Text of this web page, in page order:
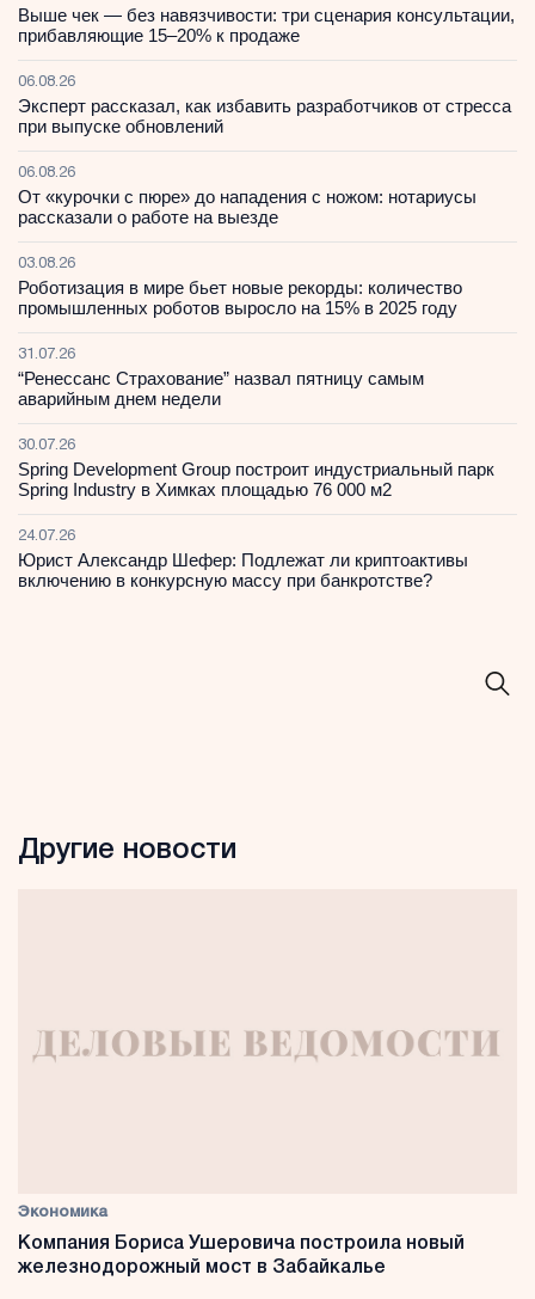
Выше чек — без навязчивости: три сценария консультации,
прибавляющие 15–20% к продаже
06.08.26
Эксперт рассказал, как избавить разработчиков от стресса
при выпуске обновлений
06.08.26
От «курочки с пюре» до нападения с ножом: нотариусы
рассказали о работе на выезде
03.08.26
Роботизация в мире бьет новые рекорды: количество
промышленных роботов выросло на 15% в 2025 году
31.07.26
“Ренессанс Страхование” назвал пятницу самым
аварийным днем недели
30.07.26
Spring Development Group построит индустриальный парк
Spring Industry в Химках площадью 76 000 м2
24.07.26
Юрист Александр Шефер: Подлежат ли криптоактивы
включению в конкурсную массу при банкротстве?
Другие новости
Экономика
Компания Бориса Ушеровича построила новый
железнодорожный мост в Забайкалье